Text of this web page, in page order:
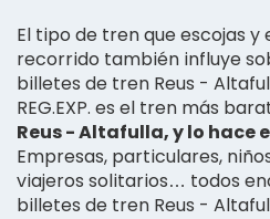
El tipo de tren que escojas y
recorrido también influye
billetes de tren Reus -
REG.EXP. es el tren más
Reus - Altafulla, y lo hace
Empresas, particulares,
viajeros solitarios… todos
billetes de tren Reus -